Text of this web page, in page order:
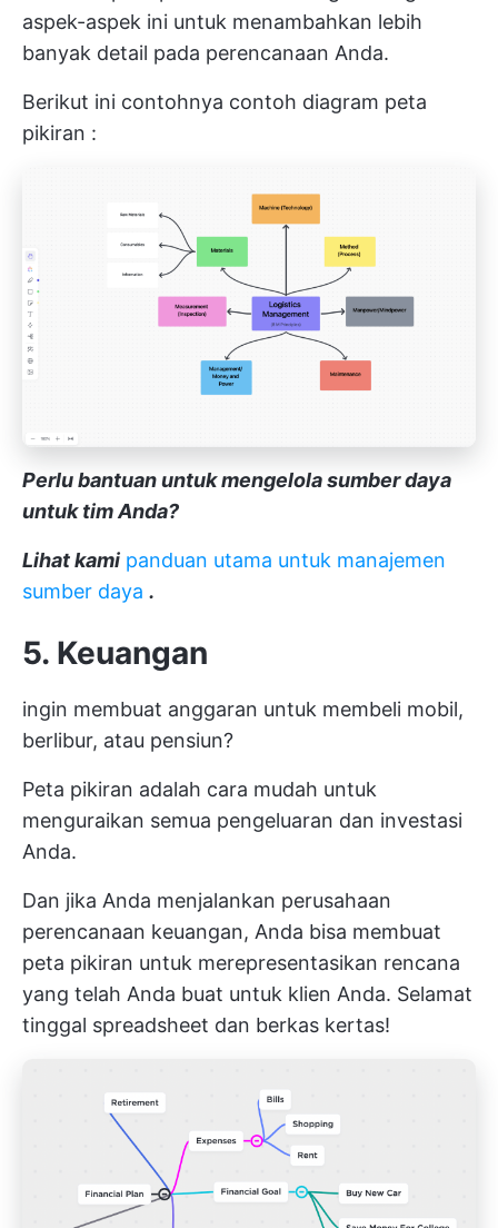
aspek-aspek ini untuk menambahkan lebih
banyak detail pada perencanaan Anda.
Berikut ini contohnya contoh diagram peta
pikiran :
Perlu bantuan untuk mengelola sumber daya
untuk tim Anda?
Lihat kami panduan utama untuk manajemen
sumber daya .
5. Keuangan
ingin membuat anggaran untuk membeli mobil,
berlibur, atau pensiun?
Peta pikiran adalah cara mudah untuk
menguraikan semua pengeluaran dan investasi
Anda.
Dan jika Anda menjalankan perusahaan
perencanaan keuangan, Anda bisa membuat
peta pikiran untuk merepresentasikan rencana
yang telah Anda buat untuk klien Anda. Selamat
tinggal spreadsheet dan berkas kertas!